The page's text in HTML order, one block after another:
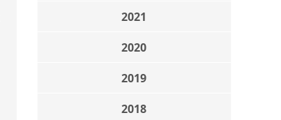
2021
2020
2019
2018